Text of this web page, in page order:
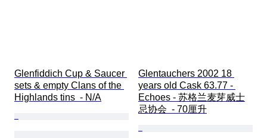
Glenfiddich Cup & Saucer
sets & empty Clans of the
Highlands tins  - N/A
Glentauchers 2002 18
years old Cask 63.77 -
Echoes - 苏格兰麦芽威士
忌协会  - 70厘升